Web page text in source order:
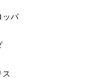
ッパ
ス